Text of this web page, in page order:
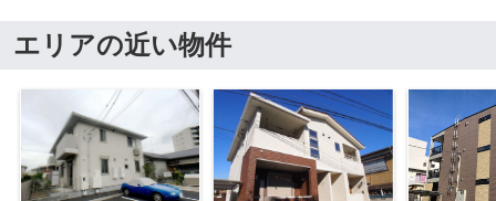
エリアの近い物件